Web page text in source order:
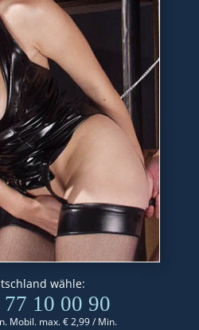
wähle:
10 00 90
Mobil. max. € 2,99 / Min.